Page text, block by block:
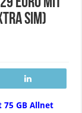
SIM)
75 GB Allnet